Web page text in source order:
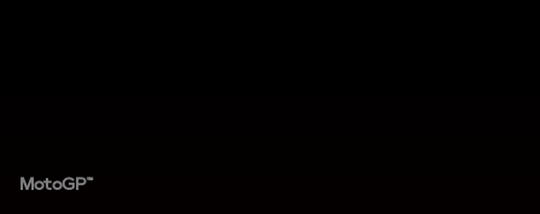
MotoGP™